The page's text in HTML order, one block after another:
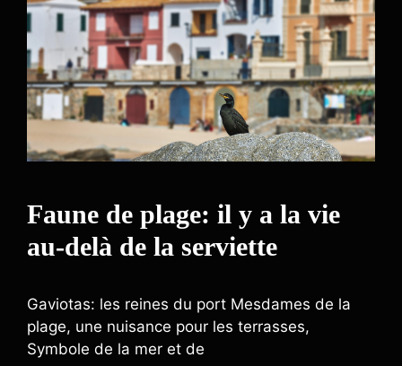
Faune de plage: il y a la vie
au-delà de la serviette
Gaviotas: les reines du port Mesdames de la
plage, une nuisance pour les terrasses,
Symbole de la mer et de